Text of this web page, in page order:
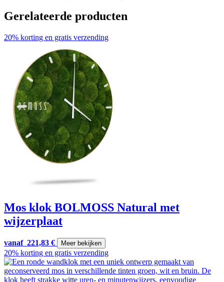
Gerelateerde producten
20% korting en gratis verzending
Mos klok BOLMOSS Natural met
wijzerplaat
vanaf 221,83 € Meer bekijken
20% korting en gratis verzending